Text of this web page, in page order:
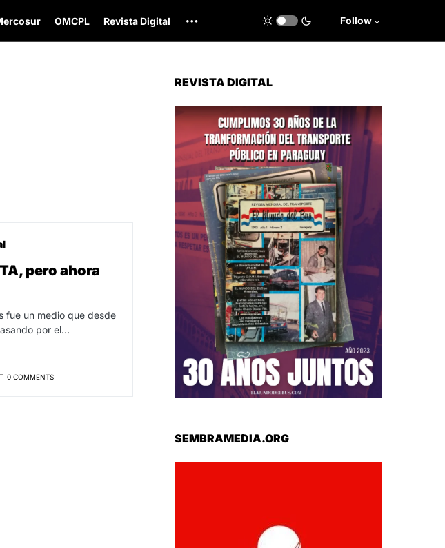
OMCPL Revista Digital Follow
pero ahora
fue un medio que desde
por el…
0 COMMENTS
REVISTA DIGITAL
SEMBRAMEDIA.ORG